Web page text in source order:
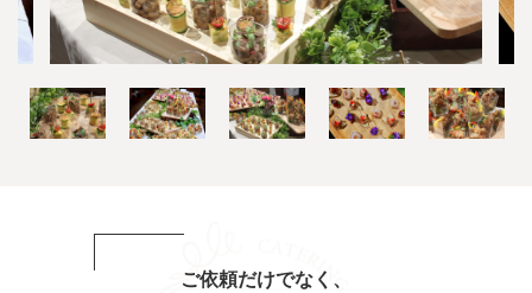
ご依頼だけでなく、